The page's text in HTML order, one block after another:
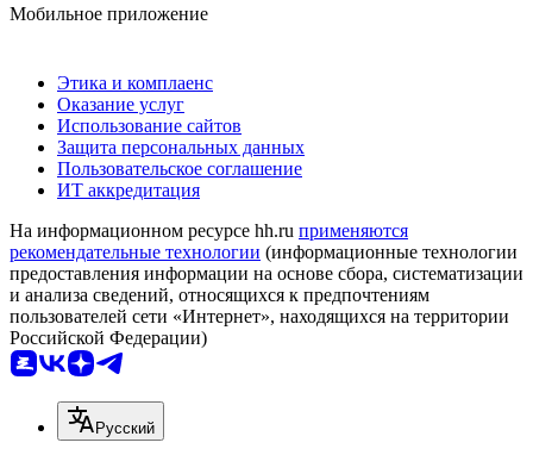
Мобильное приложение
Этика и комплаенс
Оказание услуг
Использование сайтов
Защита персональных данных
Пользовательское соглашение
ИТ аккредитация
На информационном ресурсе hh.ru применяются
рекомендательные технологии (информационные технологии
предоставления информации на основе сбора, систематизации
и анализа сведений, относящихся к предпочтениям
пользователей сети «Интернет», находящихся на территории
Российской Федерации)
Русский